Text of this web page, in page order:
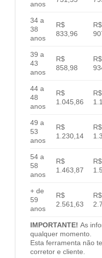
anos
34 a
38
anos
R$
833,96
R$
39 a
43
anos
R$
858,98
R$
44 a
48
anos
R$
1.045,86
R$
49 a
53
anos
R$
1.230,14
R$
54 a
58
anos
R$
1.463,87
R$
+ de
59
anos
R$
2.561,63
R$
IMPORTANTE! As
qualquer momento.
Esta ferramenta não
corretor e cliente.